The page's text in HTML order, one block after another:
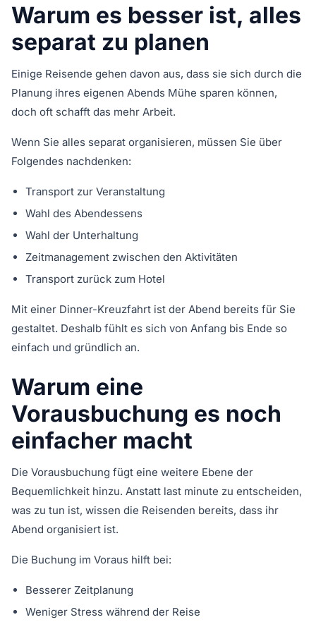
Warum es besser ist, alles
separat zu planen
Einige Reisende gehen davon aus, dass sie sich durch die
Planung ihres eigenen Abends Mühe sparen können,
doch oft schafft das mehr Arbeit.
Wenn Sie alles separat organisieren, müssen Sie über
Folgendes nachdenken:
Transport zur Veranstaltung
Wahl des Abendessens
Wahl der Unterhaltung
Zeitmanagement zwischen den Aktivitäten
Transport zurück zum Hotel
Mit einer Dinner-Kreuzfahrt ist der Abend bereits für Sie
gestaltet. Deshalb fühlt es sich von Anfang bis Ende so
einfach und gründlich an.
Warum eine
Vorausbuchung es noch
einfacher macht
Die Vorausbuchung fügt eine weitere Ebene der
Bequemlichkeit hinzu. Anstatt last minute zu entscheiden,
was zu tun ist, wissen die Reisenden bereits, dass ihr
Abend organisiert ist.
Die Buchung im Voraus hilft bei:
Besserer Zeitplanung
Weniger Stress während der Reise